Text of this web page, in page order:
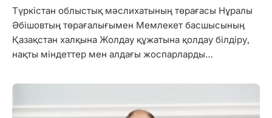
Түркістан облыстық мәслихатының төрағасы Нұралы
Әбішовтың төрағалығымен Мемлекет басшысының
Қазақстан халқына Жолдау құжатына қолдау білдіру,
нақты міндеттер мен алдағы жоспарларды…